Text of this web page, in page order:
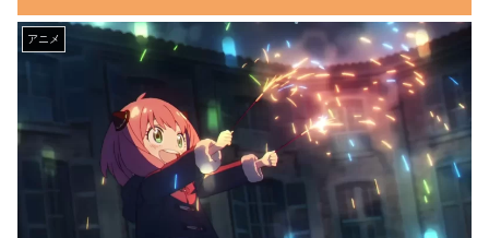
主導…JAXAの衛星「あらせ」
舌を絡ませて、唾液交換して
── ちゅっちゅしながらの濃厚
エッ画像♪
海外「日本よ、お前がナンバ
ーワンだ」 熊本地震直後の日
韓国人「韓国人が日本旅行で
一番美味しいと感じた日本料理
がこちらです‥」→「極上の旨
味が詰まっていた」
韓国人「日本の村上宗隆、
100マイルのシンカーを逆方向
に・・・2戦連発の26号ソロホ
アニメ